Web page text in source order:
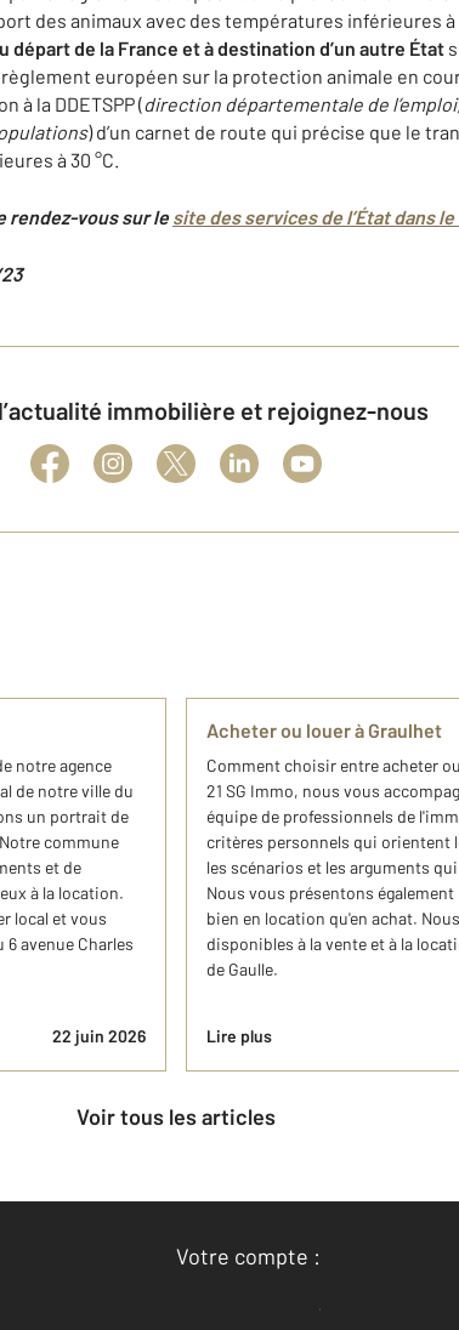
des animaux avec des températures inférieures à
départ de la France et à destination d’un autre État
européen sur la protection animale en
à la DDETSPP (direction départementale de
) d’un carnet de route qui précise que le
à 30 °C.
rendez-vous sur lesite des services de l’État dans le
l’actualité immobilière et rejoignez-nous
notre agence
de notre ville du
un portrait de
commune
et de
à la location.
local et vous
avenue Charles
22 juin 2026
Acheter ou louer à Graulhet
Comment choisir entre acheter
21 SG Immo, nous vous
équipe de professionnels de
critères personnels qui orientent
les scénarios et les arguments
Nous vous présentons
bien en location qu'en achat.
disponibles à la vente et à la
de Gaulle.
Lire plus
Voir tous les articles
Votre compte :
Accéder à mon compte